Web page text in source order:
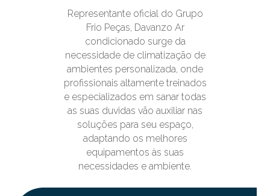
Representante oficial do Grupo
Frio Peças, Davanzo Ar
condicionado surge da
necessidade de climatização de
ambientes personalizada, onde
profissionais altamente treinados
e especializados em sanar todas
as suas duvidas vão auxiliar nas
soluções para seu espaço,
adaptando os melhores
equipamentos às suas
necessidades e ambiente.